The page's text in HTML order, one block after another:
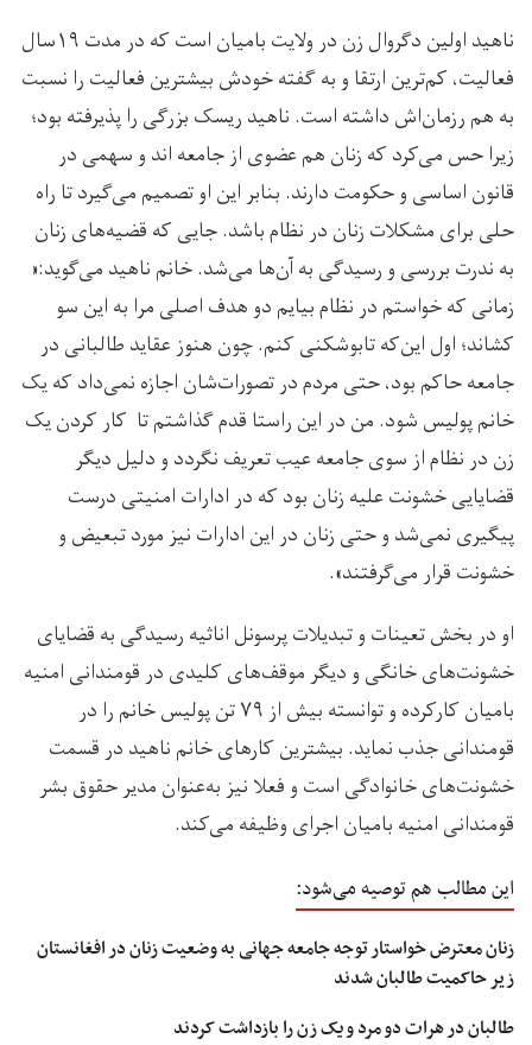
ناهید اولین دگروال زن در ولایت بامیان است که در مدت ۱۹سال
فعالیت، کم‌ترین ارتقا و به گفته خودش بیشترین فعالیت را نسبت
به هم رزمان‌اش داشته است. ناهید ریسک بزرگی را پذیرفته بود؛
زیرا حس می‌کرد که زنان هم عضوی از جامعه اند و سهمی در
قانون اساسی و حکومت دارند. بنابر این او تصمیم می‌گیرد تا راه
حلی برای مشکلات زنان در نظام باشد. جایی که قضیه‌های زنان
به ندرت بررسی و رسیدگی به آن‌ها می‌شد. خانم ناهید می‌گوید:«
زمانی که خواستم در نظام بیایم دو هدف اصلی مرا به این سو
کشاند؛ اول این‌که تابوشکنی کنم. چون هنوز عقاید طالبانی در
جامعه حاکم بود، حتی مردم در تصورات‌شان اجازه نمی‌داد که یک
خانم پولیس شود. من در این راستا قدم گذاشتم تا کار کردن یک
زن در نظام از سوی جامعه عیب تعریف نگردد و دلیل دیگر
قضایایی خشونت علیه زنان بود که در ادارات امنیتی درست
پیگیری نمی‌شد و حتی زنان در این ادارات نیز مورد تبعیض و
خشونت قرار می‌گرفتند».
او در بخش تعینات و تبدیلات پرسونل اناثیه رسیدگی به قضایای
خشونت‌های خانگی و دیگر موقف‌های کلیدی در قومندانی امنیه
بامیان کارکرده و توانسته بیش از ۷۹ تن پولیس خانم را در
قومندانی جذب نماید. بیشترین کارهای خانم ناهید در قسمت
خشونت‌های خانوادگی است و فعلا نیز به‌عنوان مدیر حقوق بشر
قومندانی امنیه بامیان اجرای وظیفه می‌کند.
این مطالب هم توصیه می‌شود:
زنان معترض خواستار توجه جامعه جهانی به وضعیت زنان در افغانستان
زیر حاکمیت طالبان شدند
طالبان در هرات دو مرد و یک زن را بازداشت کردند